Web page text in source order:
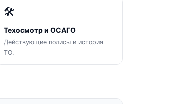
🛠
Техосмотр и ОСАГО
Действующие полисы и история
ТО.